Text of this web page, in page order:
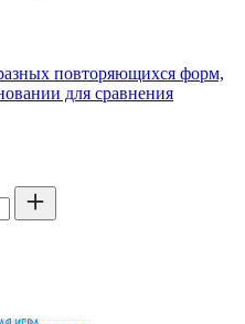
повторяющихся форм,
для сравнения